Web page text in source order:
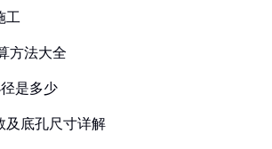
工
方法大全
是多少
及底孔尺寸详解